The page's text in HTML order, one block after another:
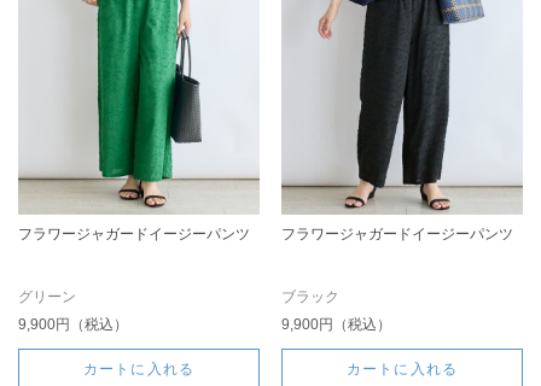
フラワージャガードイージーパンツ
グリーン
9,900円（税込）
カートに入れる
フラワージャガードイージーパンツ
ブラック
9,900円（税込）
カートに入れる